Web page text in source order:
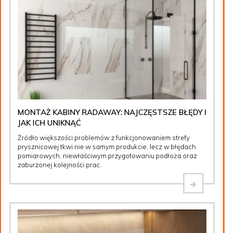
MONTAŻ KABINY RADAWAY: NAJCZĘSTSZE BŁĘDY I
JAK ICH UNIKNĄĆ
Źródło większości problemów z funkcjonowaniem strefy
prysznicowej tkwi nie w samym produkcie, lecz w błędach
pomiarowych, niewłaściwym przygotowaniu podłoża oraz
zaburzonej kolejności prac.